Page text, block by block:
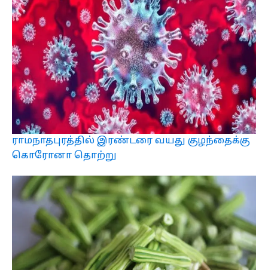
ராமநாதபுரத்தில் இரண்டரை வயது குழந்தைக்கு
கொரோனா தொற்று